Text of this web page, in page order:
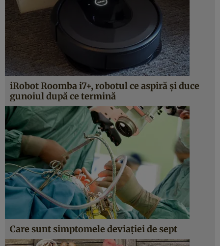
iRobot Roomba i7+, robotul ce aspiră şi duce
gunoiul după ce termină
Care sunt simptomele deviaţiei de sept